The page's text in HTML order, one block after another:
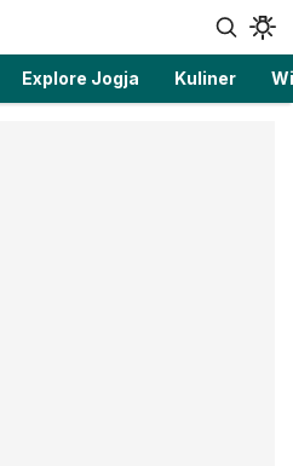
Terkini
Explore Jogja Kuliner